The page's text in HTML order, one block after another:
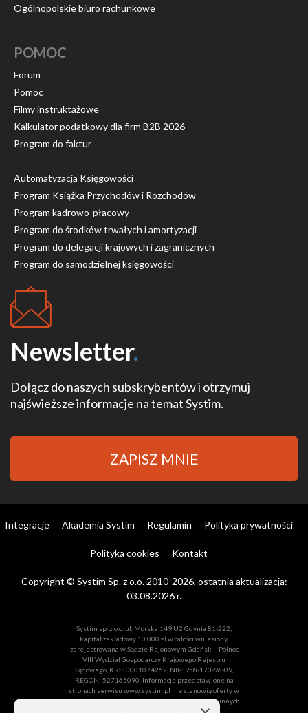
Ogólnopolskie biuro rachunkowe
POMOC
Forum
Pomoc
Filmy instruktażowe
Kalkulator podatkowy dla firm B2B 2026
Program do faktur
Automatyzacja Księgowości
Program Książka Przychodów i Rozchodów
Program kadrowo-płacowy
Program do środków trwałych i amortyzacji
Program do delegacji krajowych i zagranicznych
Program do samodzielnej księgowości
Newsletter.
Dołącz do naszych subskrybentów i otrzymuj
najświeższe informacje na temat Systim.
ZAPISZ MNIE
Integracje Akademia Systim Regulamin Polityka prywatności
Polityka cookies Kontakt
Copyright © Systim Sp. z o.o. 2010-2026, ostatnia aktualizacja:
03.08.2026 r.
Systim sp. z o.o. ul. Morska 149 U2 Gdynia 81-222,
kapitał zakładowy 10 000 zł w całości wniesiony,
zarejestrowana w Sądzie Rejonowym Gdańsk – Północ
VIII Wydział Gospodarczy Krajowego Rejestru
Sądowego, KRS: 0001074262, NIP: 958-173-96-09,
REGON: 527165090. Informacje przedstawione na
stronach serwisu www.systim.pl nie stanowią oferty w
rozumieniu przepisów Kodeksu Cywilnego oraz innych
właściwych przepisów prawnych.